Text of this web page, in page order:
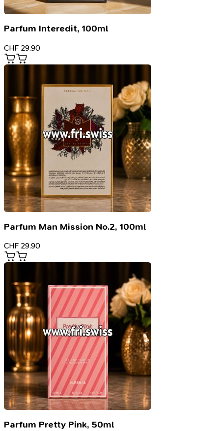
Parfum Interedit, 100ml
CHF 29.90
Parfum Man Mission No.2, 100ml
CHF 29.90
Parfum Pretty Pink, 50ml